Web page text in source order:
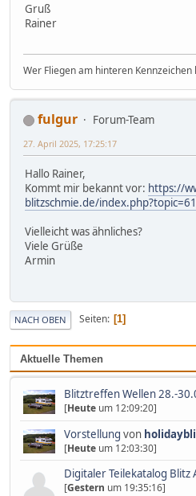
Aktuelle Themen
Blitztreffen Wellen 28.-
[Heuteum 12:09:20]
Vorstellung von
[Heuteum 12:03:30]
Digitaler Teilekatalog Blitz
[Gestern um 19:35:16]
Gruß
Rainer
Wer Fliegen am hinteren
fulgur
Forum-Team
27. April 2025, 17:25:17
Hallo Rainer,
Kommt mir bekannt vor: https://
blitzschmie.de/
Vielleicht was ähnliches?
Viele Grüße
Armin
NACH OBEN Seiten 1